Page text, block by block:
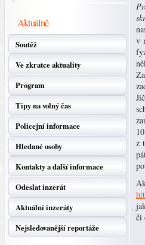
Aktuálně
Soutěž
Ve zkratce aktuality
Program
Tipy na volný čas
Policejní informace
Hledané osoby
Kontakty a další informace
Odeslat inzerát
Aktuální inzeráty
Nejsledovanější reportáže
v
z
či